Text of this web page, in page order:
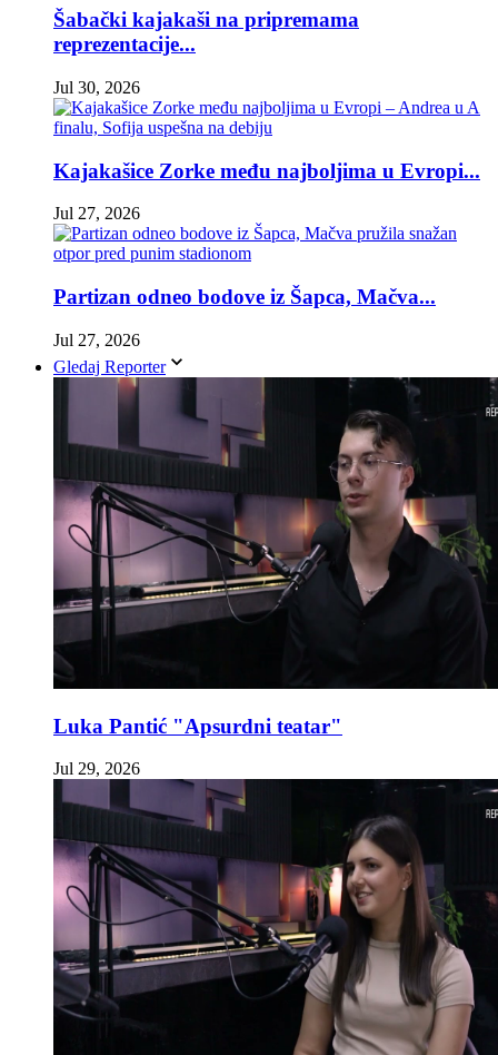
Šabački kajakaši na pripremama
reprezentacije...
Jul 30, 2026
Kajakašice Zorke među najboljima u Evropi...
Jul 27, 2026
Partizan odneo bodove iz Šapca, Mačva...
Jul 27, 2026
Gledaj Reporter
Luka Pantić "Apsurdni teatar"
Jul 29, 2026